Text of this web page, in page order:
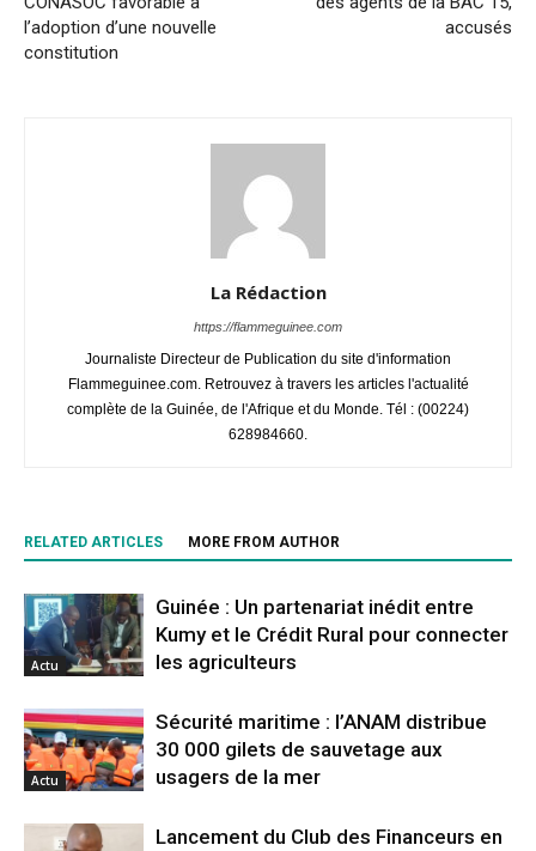
l’adoption d’une nouvelle
constitution
accusés
La Rédaction
https://flammeguinee.com
Journaliste Directeur de Publication du site d'information
Flammeguinee.com. Retrouvez à travers les articles l'actualité
complète de la Guinée, de l'Afrique et du Monde. Tél : (00224)
628984660.
RELATED ARTICLES MORE FROM AUTHOR
Actu
Guinée : Un partenariat inédit entre
Kumy et le Crédit Rural pour connecter
les agriculteurs
Actu
Sécurité maritime : l’ANAM distribue
30 000 gilets de sauvetage aux
usagers de la mer
Lancement du Club des Financeurs en